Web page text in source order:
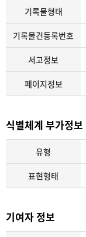
기록물형태
기록물건등록번호
서고정보
페이지정보
식별체계 부가정보
유형
표현형태
기여자 정보